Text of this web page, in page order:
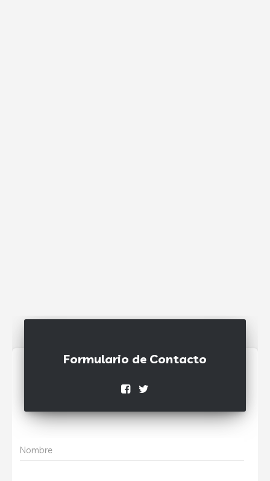
Formulario de Contacto
Nombre